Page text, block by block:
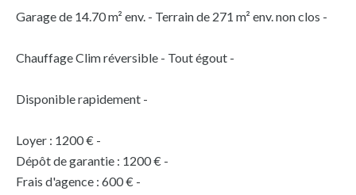
Garage de 14.70 m² env. - Terrain de 271 m² env. non clos -
Chauffage Clim réversible - Tout égout -
Disponible rapidement -
Loyer : 1200 € -
Dépôt de garantie : 1200 € -
Frais d'agence : 600 € -